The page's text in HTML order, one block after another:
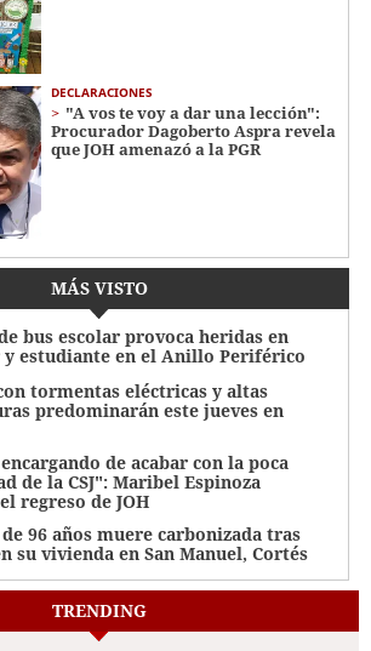
DECLARACIONES
"A vos te voy a dar una lección":
Procurador Dagoberto Aspra revela
que JOH amenazó a la PGR
MÁS VISTO
bus escolar provoca heridas en
estudiante en el Anillo Periférico
tormentas eléctricas y altas
predominarán este jueves en
de acabar con la poca
de la CSJ": Maribel Espinoza
regreso de JOH
96 años muere carbonizada tras
su vivienda en San Manuel, Cortés
TRENDING